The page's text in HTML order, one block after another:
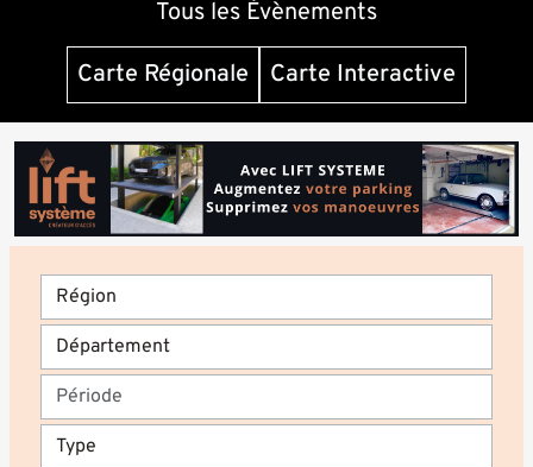
Tous les Évènements
Carte Régionale
Carte Interactive